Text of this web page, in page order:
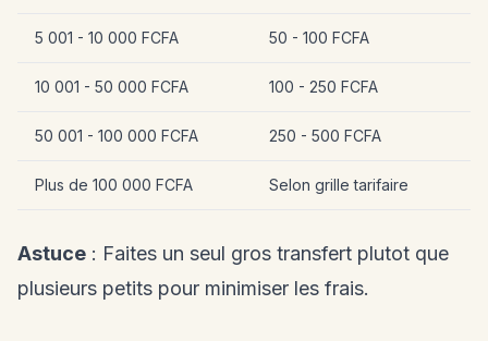
5 001 - 10 000 FCFA 50 - 100 FCFA
10 001 - 50 000 FCFA 100 - 250 FCFA
50 001 - 100 000 FCFA 250 - 500 FCFA
Plus de 100 000 FCFA Selon grille tarifaire
Astuce : Faites un seul gros transfert plutot que
plusieurs petits pour minimiser les frais.